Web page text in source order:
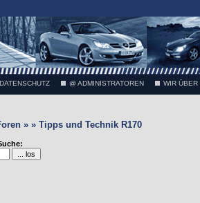
DATENSCHUTZ @ ADMINISTRATOREN WIR ÜBER
» » Tipps und Technik R170